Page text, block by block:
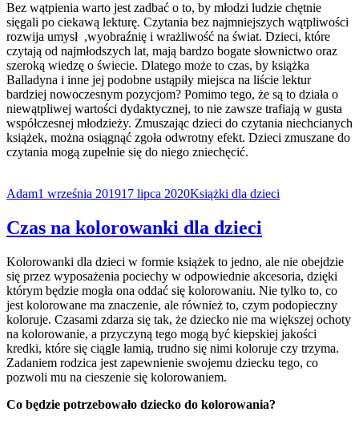
Bez wątpienia warto jest zadbać o to, by młodzi ludzie chętnie
sięgali po ciekawą lekturę. Czytania bez najmniejszych wątpliwości
rozwija umysł ,wyobraźnię i wrażliwość na świat. Dzieci, które
czytają od najmłodszych lat, mają bardzo bogate słownictwo oraz
szeroką wiedzę o świecie. Dlatego może to czas, by książka
Balladyna i inne jej podobne ustąpiły miejsca na liście lektur
bardziej nowoczesnym pozycjom? Pomimo tego, że są to działa o
niewątpliwej wartości dydaktycznej, to nie zawsze trafiają w gusta
współczesnej młodzieży. Zmuszając dzieci do czytania niechcianych
książek, można osiągnąć zgoła odwrotny efekt. Dzieci zmuszane do
czytania mogą zupełnie się do niego zniechęcić.
Adam1 września 201917 lipca 2020Książki dla dzieci
Czas na kolorowanki dla dzieci
Kolorowanki dla dzieci w formie książek to jedno, ale nie obejdzie
się przez wyposażenia pociechy w odpowiednie akcesoria, dzięki
którym będzie mogła ona oddać się kolorowaniu. Nie tylko to, co
jest kolorowane ma znaczenie, ale również to, czym podopieczny
koloruje. Czasami zdarza się tak, że dziecko nie ma większej ochoty
na kolorowanie, a przyczyną tego mogą być kiepskiej jakości
kredki, które się ciągle łamią, trudno się nimi koloruje czy trzyma.
Zadaniem rodzica jest zapewnienie swojemu dziecku tego, co
pozwoli mu na cieszenie się kolorowaniem.
Co będzie potrzebowało dziecko do kolorowania?